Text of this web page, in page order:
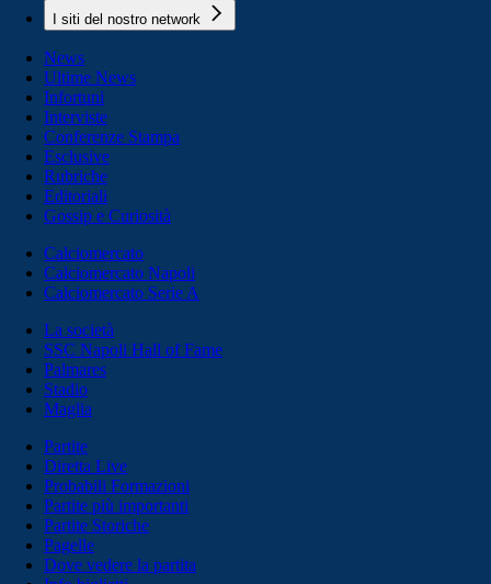
I siti del nostro network
News
Ultime News
Infortuni
Interviste
Conferenze Stampa
Esclusive
Rubriche
Editoriali
Gossip e Curiosità
Calciomercato
Calciomercato Napoli
Calciomercato Serie A
La società
SSC Napoli Hall of Fame
Palmares
Stadio
Maglia
Partite
Diretta Live
Probabili Formazioni
Partite più importanti
Partite Storiche
Pagelle
Dove vedere la partita